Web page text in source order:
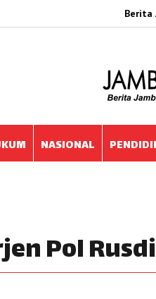
Berita
NASIONAL
Pol